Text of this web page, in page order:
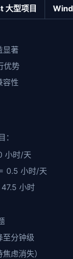
大型项目
显著
优势
容性
小时/天
0.5 小时/天
小时
至分钟级
虑消失）